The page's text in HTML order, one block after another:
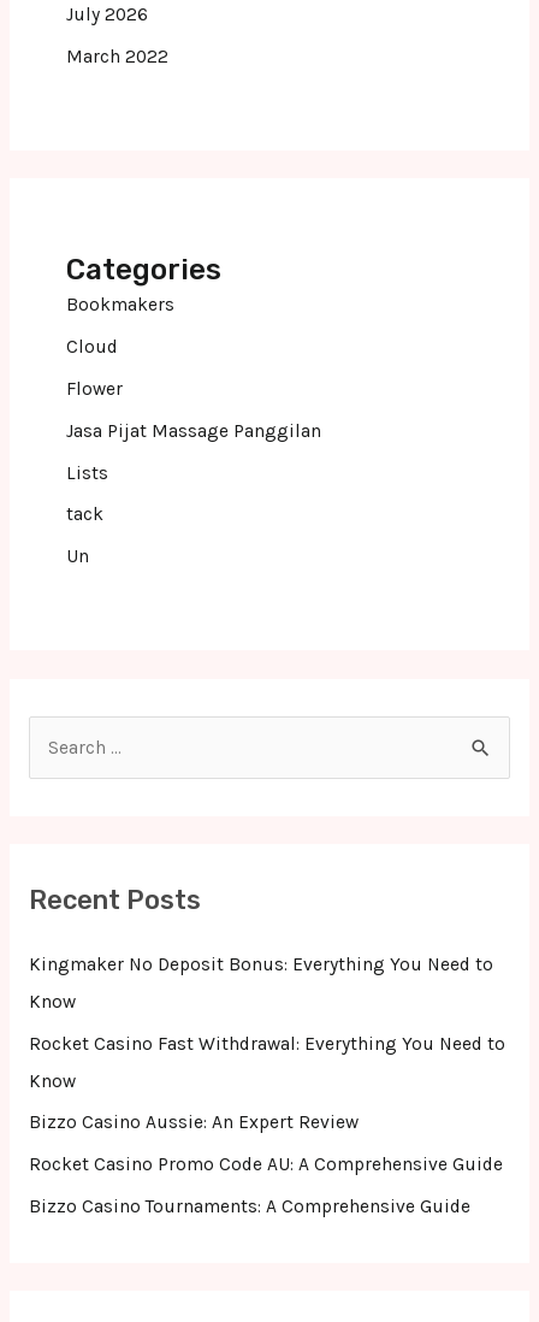
July 2026
March 2022
Categories
Bookmakers
Cloud
Flower
Jasa Pijat Massage Panggilan
Lists
tack
Un
f
o
Recent Posts
Kingmaker No Deposit Bonus: Everything You Need to
Know
Rocket Casino Fast Withdrawal: Everything You Need to
Know
Bizzo Casino Aussie: An Expert Review
Rocket Casino Promo Code AU: A Comprehensive Guide
Bizzo Casino Tournaments: A Comprehensive Guide